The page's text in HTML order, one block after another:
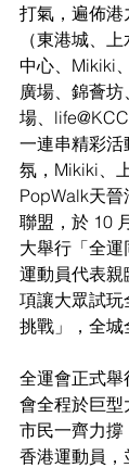
打氣，遍佈
（東港城、
中心、Mikiki
廣場、錦薈
場、
一連串精彩
氛，Mikiki、
PopWalk天
聯盟，於 10
大舉行「全
運動員代表
項讓大眾試
挑戰」，全城
全運會正式
會全程於巨
市民一齊力撐
香港運動員，